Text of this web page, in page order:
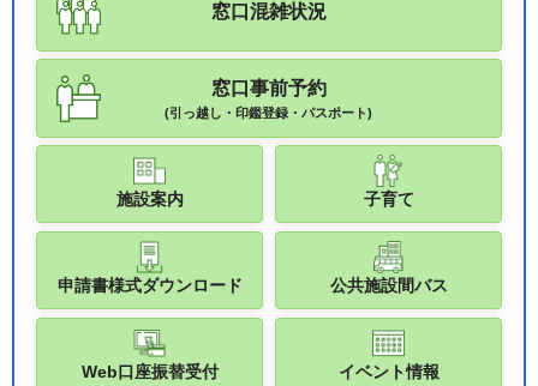
窓口混雑状況
窓口事前予約
(引っ越し・印鑑登録・パスポート)
施設案内 子育て
申請書様式ダウンロード 公共施設間バス
Web口座振替受付 イベント情報